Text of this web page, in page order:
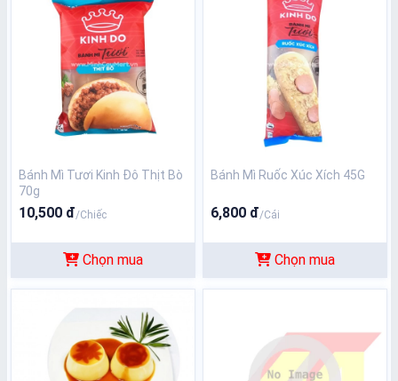
Bánh Mì Tươi Kinh Đô Thịt Bò
70g
10,500 đ/Chiếc
Chọn mua
Bánh Mì Ruốc Xúc Xích 45G
6,800 đ/Cái
Chọn mua